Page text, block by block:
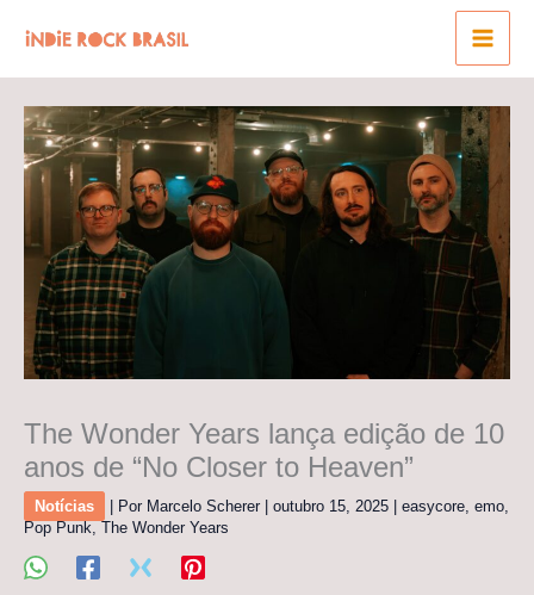
para
o
conteúdo
The Wonder Years lança edição de 10
anos de “No Closer to Heaven”
Notícias | Por Marcelo Scherer outubro 15, 2025 easycore, emo,
Pop Punk, The Wonder Years